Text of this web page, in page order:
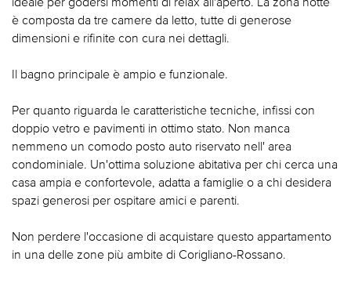
è composta da tre camere da letto, tutte di generose
dimensioni e rifinite con cura nei dettagli.
Il bagno principale è ampio e funzionale.
Per quanto riguarda le caratteristiche tecniche, infissi con
doppio vetro e pavimenti in ottimo stato. Non manca
nemmeno un comodo posto auto riservato nell' area
condominiale. Un'ottima soluzione abitativa per chi cerca una
casa ampia e confortevole, adatta a famiglie o a chi desidera
spazi generosi per ospitare amici e parenti.
Non perdere l'occasione di acquistare questo appartamento
in una delle zone più ambite di Corigliano-Rossano.